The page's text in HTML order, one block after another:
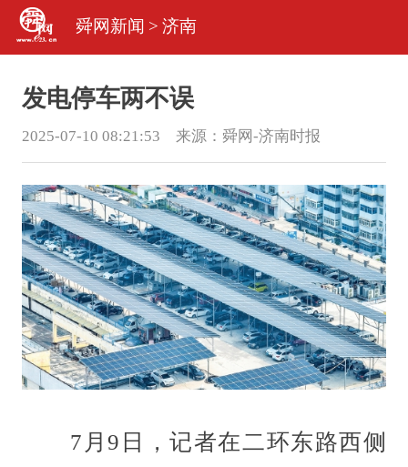
舜网新闻 > 济南
发电停车两不误
2025-07-10 08:21:53 来源： 舜网-济南时报
7月9日，记者在二环东路西侧